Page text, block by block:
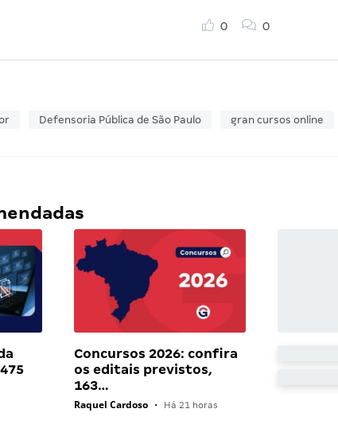
0 0
Defensoria Pública de São Paulo
gran cursos online
Concursos 2026: confira
os editais previstos,
163…
Raquel Cardoso • Há 21 horas